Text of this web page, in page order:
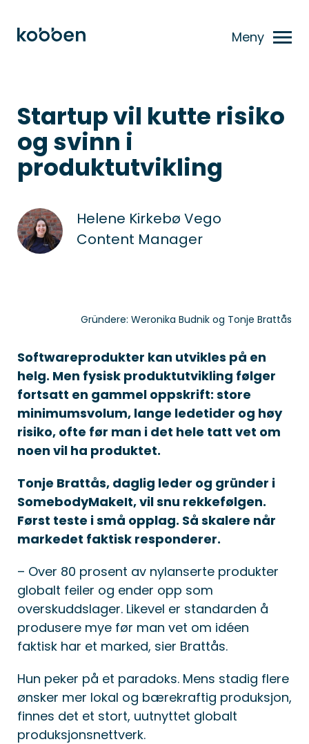
Meny
Startup vil kutte risiko
og svinn i
produktutvikling
Helene Kirkebø Vego
Content Manager
Gründere: Weronika Budnik og Tonje Brattås
Softwareprodukter kan utvikles på en
helg. Men fysisk produktutvikling følger
fortsatt en gammel oppskrift: store
minimumsvolum, lange ledetider og høy
risiko, ofte før man i det hele tatt vet om
noen vil ha produktet.
Tonje Brattås, daglig leder og gründer i
SomebodyMakeIt, vil snu rekkefølgen.
Først teste i små opplag. Så skalere når
markedet faktisk responderer.
– Over 80 prosent av nylanserte produkter
globalt feiler og ender opp som
overskuddslager. Likevel er standarden å
produsere mye før man vet om idéen
faktisk har et marked, sier Brattås.
Hun peker på et paradoks. Mens stadig flere
ønsker mer lokal og bærekraftig produksjon,
finnes det et stort, uutnyttet globalt
produksjonsnettverk.